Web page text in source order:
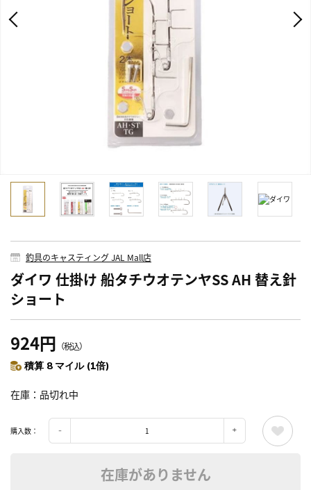
釣具のキャスティング JAL Mall店
ダイワ 仕掛け 船タチウオテンヤSS AH 替え針
ショート
924円 （税込）
積算 8 マイル (1倍)
在庫 品切れ中
購入数：
在庫がありません